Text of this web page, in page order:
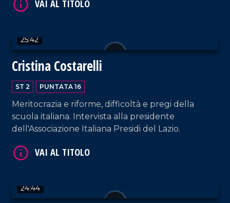
25:42
Cristina Costarelli
ST 2 PUNTATA 16
Meritocrazia e riforme, difficoltà e pregi della
scuola italiana. Intervista alla presidente
dell'Associazione Italiana Presidi del Lazio.
24:44
VAI AL TITOLO